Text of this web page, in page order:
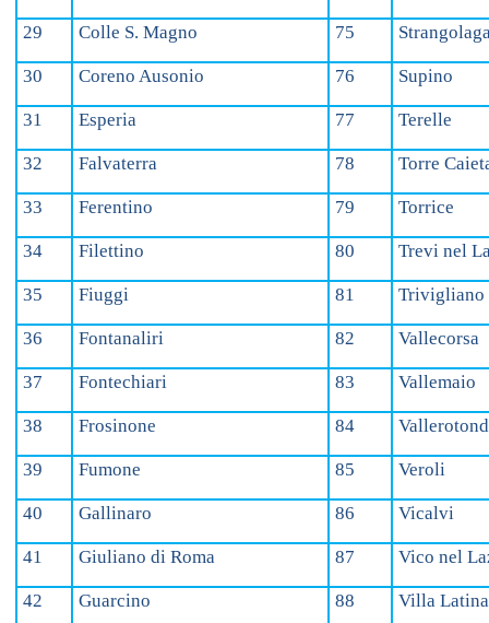
29 Colle S. Magno 75
30 Coreno Ausonio 76 Supino
31 Esperia 77 Terelle
32 Falvaterra 78 Torre
33 Ferentino 79 Torrice
34 Filettino 80 Trevi nel
35 Fiuggi 81 Trivigliano
36 Fontanaliri 82 Vallecorsa
37 Fontechiari 83 Vallemaio
38 Frosinone 84
39 Fumone 85 Veroli
40 Gallinaro 86 Vicalvi
41 Giuliano di Roma 87 Vico nel
42 Guarcino 88 Villa Latina